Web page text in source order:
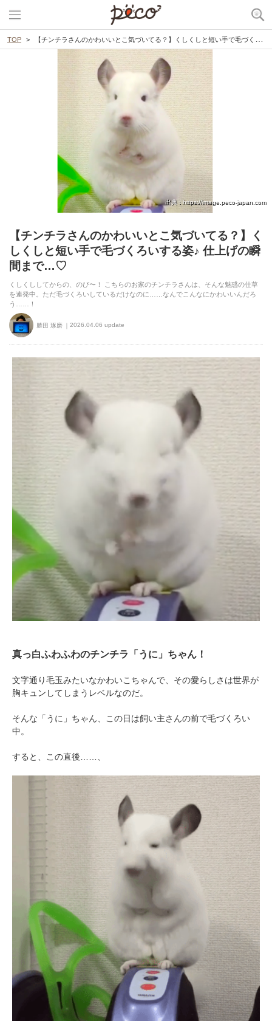
TOP 【チンチラさんのかわいいとこ気づいてる？】くしくしと短い手で毛づくろいする姿♪ 仕上げの瞬間まで…♡
出典 : https://image.peco-japan.com
【チンチラさんのかわいいとこ気づいてる？】く
しくしと短い手で毛づくろいする姿♪ 仕上げの瞬
間まで…♡
くしくししてからの、のび〜！ こちらのお家のチンチラさんは、そんな魅惑の仕草
を連発中。ただ毛づくろいしているだけなのに……なんでこんなにかわいいんだろ
う……！
勝田 琢磨 2026.04.06 update
真っ白ふわふわのチンチラ「うに」ちゃん！
文字通り毛玉みたいなかわいこちゃんで、その愛らしさは世界が
胸キュンしてしまうレベルなのだ。
そんな「うに」ちゃん、この日は飼い主さんの前で毛づくろい
中。
すると、この直後……、